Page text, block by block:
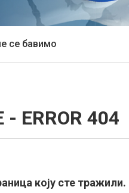
се бавимо
404
коју сте тражили.